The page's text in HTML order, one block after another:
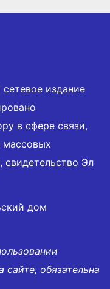
издание
в сфере связи,
массовых
Эл
дом
обязательна